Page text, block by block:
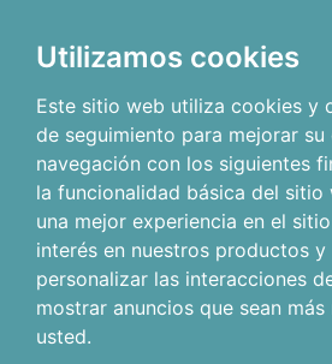
Utilizamos cookies
Este sitio web utiliza cookies y
de seguimiento para mejorar
navegación con los siguientes
la funcionalidad básica del sitio
una mejor experiencia en el
interés en nuestros productos
personalizar las interacciones
mostrar anuncios que sean
usted.